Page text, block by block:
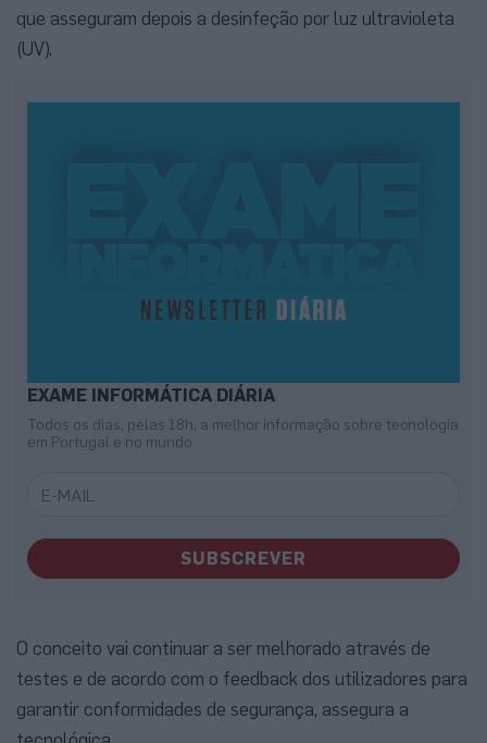
que asseguram depois a desinfeção por luz ultravioleta
(UV).
EXAME INFORMÁTICA DIÁRIA
Todos os dias, pelas 18h, a melhor informação sobre tecnologia
em Portugal e no mundo
SUBSCREVER
O conceito vai continuar a ser melhorado através de
testes e de acordo com o feedback dos utilizadores para
garantir conformidades de segurança, assegura a